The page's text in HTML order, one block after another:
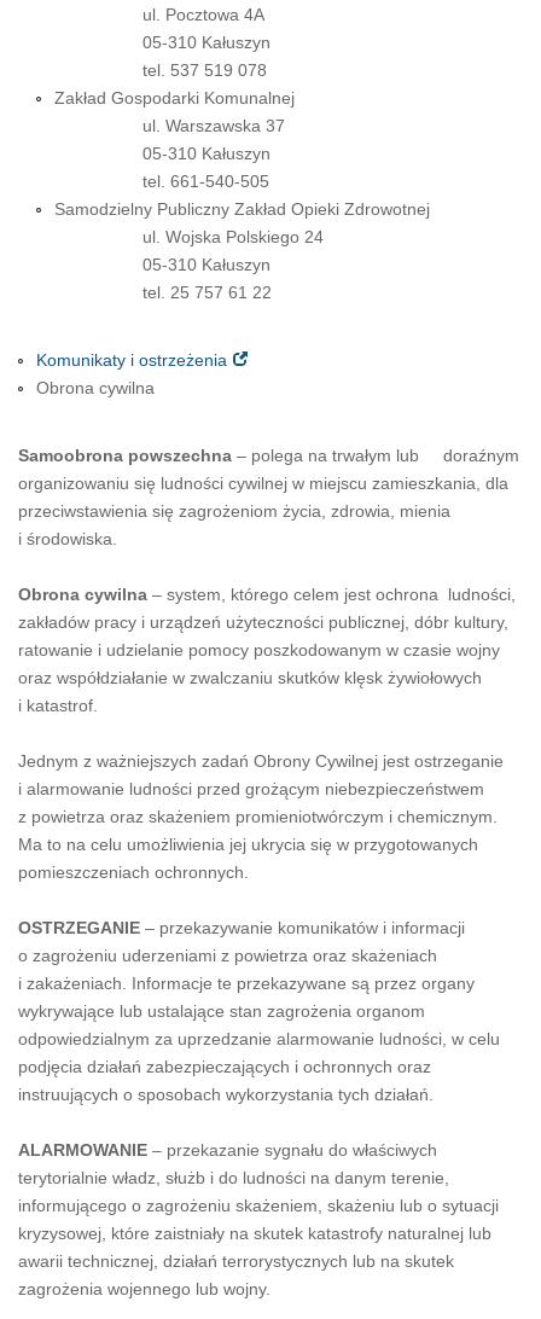
ul. Pocztowa 4A
05-310 Kałuszyn
tel. 537 519 078
Zakład Gospodarki Komunalnej
ul. Warszawska 37
05-310 Kałuszyn
tel. 661-540-505
Samodzielny Publiczny Zakład Opieki Zdrowotnej
ul. Wojska Polskiego 24
05-310 Kałuszyn
tel. 25 757 61 22
Komunikaty i ostrzeżenia
Obrona cywilna
Samoobrona powszechna – polega na trwałym lub doraźnym
organizowaniu się ludności cywilnej w miejscu zamieszkania, dla
przeciwstawienia się zagrożeniom życia, zdrowia, mienia
i środowiska.
Obrona cywilna – system, którego celem jest ochrona ludności,
zakładów pracy i urządzeń użyteczności publicznej, dóbr kultury,
ratowanie i udzielanie pomocy poszkodowanym w czasie wojny
oraz współdziałanie w zwalczaniu skutków klęsk żywiołowych
i katastrof.
Jednym z ważniejszych zadań Obrony Cywilnej jest ostrzeganie
i alarmowanie ludności przed grożącym niebezpieczeństwem
z powietrza oraz skażeniem promieniotwórczym i chemicznym.
Ma to na celu umożliwienia jej ukrycia się w przygotowanych
pomieszczeniach ochronnych.
OSTRZEGANIE – przekazywanie komunikatów i informacji
o zagrożeniu uderzeniami z powietrza oraz skażeniach
i zakażeniach. Informacje te przekazywane są przez organy
wykrywające lub ustalające stan zagrożenia organom
odpowiedzialnym za uprzedzanie alarmowanie ludności, w celu
podjęcia działań zabezpieczających i ochronnych oraz
instruujących o sposobach wykorzystania tych działań.
ALARMOWANIE – przekazanie sygnału do właściwych
terytorialnie władz, służb i do ludności na danym terenie,
informującego o zagrożeniu skażeniem, skażeniu lub o sytuacji
kryzysowej, które zaistniały na skutek katastrofy naturalnej lub
awarii technicznej, działań terrorystycznych lub na skutek
zagrożenia wojennego lub wojny.